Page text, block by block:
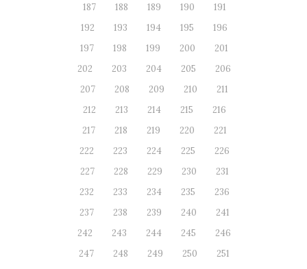
187
188 189 190
191
192
193 194 195
196
197
198 199 200
201
202
203 204 205
206
207
208 209 210
211
212
213 214 215
216
217
218 219 220
221
222
223 224 225
226
227
228 229 230
231
232
233 234 235
236
237
238 239 240
241
242
243 244 245
246
247
248 249 250
251